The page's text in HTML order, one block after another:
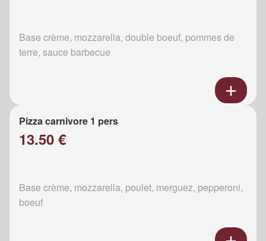
Base crème, mozzarella, double boeuf, pommes de
terre, sauce barbecue
Pizza carnivore 1 pers
13.50 €
Base crème, mozzarella, poulet, merguez, pepperoni,
boeuf